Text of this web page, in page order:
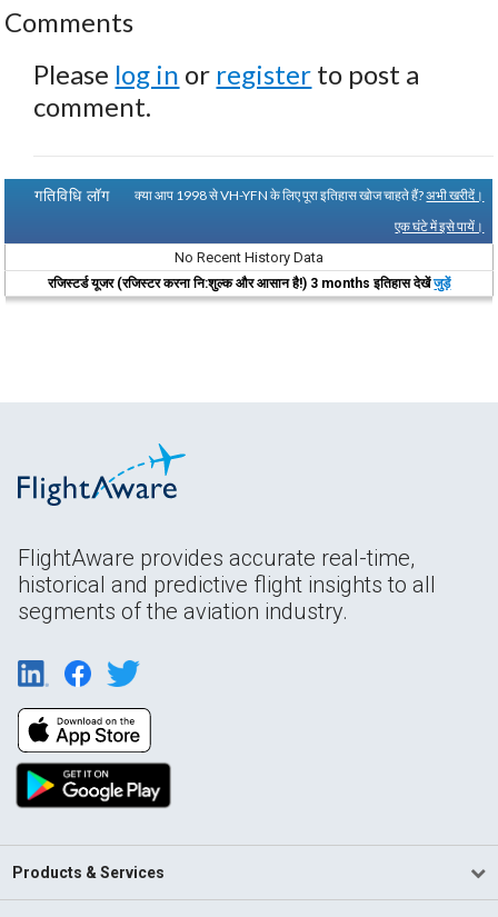
Comments
Please log in or register to post a
comment.
गतिविधि लॉग क्या आप 1998 से VH-YFN के लिए पूरा इतिहास खोज चाहते हैं?अभी खरीदें।
एक घंटे में इसे पायें।
No Recent History Data
रजिस्टर्ड यूजर (रजिस्टर करना नि:शुल्क और आसान है!) 3 months इतिहास देखेंजुड़ें
FlightAware provides accurate real-time,
historical and predictive flight insights to all
segments of the aviation industry.
Products & Services